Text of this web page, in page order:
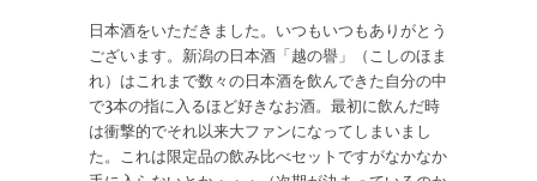
日本酒をいただきました。いつもいつもありがとう
ございます。新潟の日本酒「越の譽」（こしのほま
れ）はこれまで数々の日本酒を飲んできた自分の中
で3本の指に入るほど好きなお酒。最初に飲んだ時
は衝撃的でそれ以来大ファンになってしまいまし
た。これは限定品の飲み比べセットですがなかなか